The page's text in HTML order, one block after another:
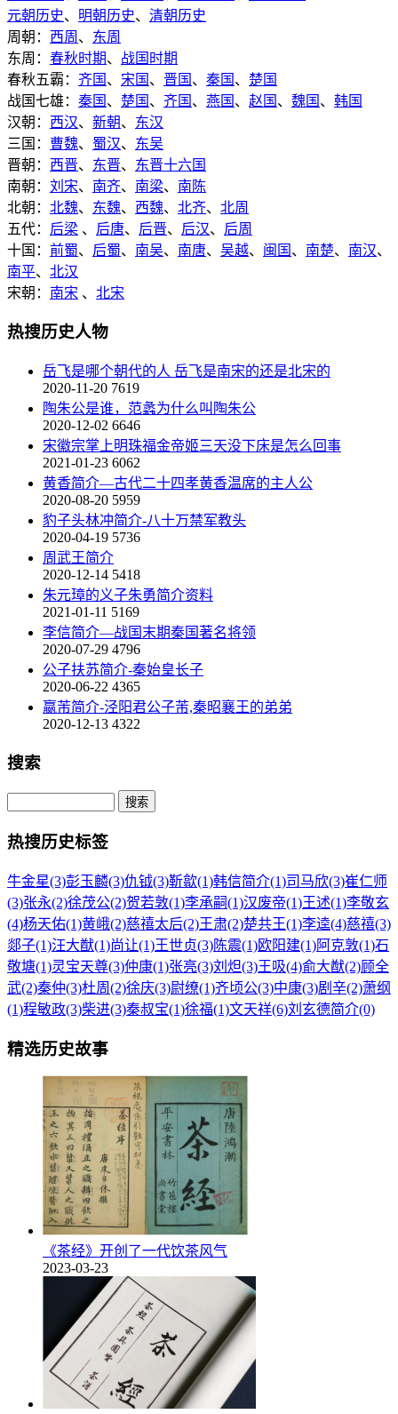
元朝历史、 明朝历史、 清朝历史
周朝： 西周 、 东周
东周： 春秋时期、 战国时期
春秋五霸： 齐国 、 宋国 、 晋国 、 秦国 、 楚国
战国七雄： 秦国 、 楚国 、 齐国 、 燕国 、 赵国 、 魏国 、 韩国
汉朝： 西汉、 新朝、 东汉
三国： 曹魏、 蜀汉、 东吴
晋朝： 西晋、 东晋、 东晋十六国
南朝： 刘宋、 南齐、 南梁、 南陈
北朝： 北魏、 东魏、 西魏、 北齐、 北周
五代： 后梁 、 后唐、 后晋、 后汉、 后周
十国： 前蜀、 后蜀、 南吴、 南唐、 吴越、 闽国 、 南楚、 南汉、
南平、 北汉
宋朝： 南宋 、 北宋
热搜历史人物
岳飞是哪个朝代的人 岳飞是南宋的还是北宋的
2020-11-20 7619
陶朱公是谁，范蠡为什么叫陶朱公
2020-12-02 6646
宋徽宗掌上明珠福金帝姬三天没下床是怎么回事
2021-01-23 6062
黄香简介—古代二十四孝黄香温席的主人公
2020-08-20 5959
豹子头林冲简介-八十万禁军教头
2020-04-19 5736
周武王简介
2020-12-14 5418
朱元璋的义子朱勇简介资料
2021-01-11 5169
李信简介—战国末期秦国著名将领
2020-07-29 4796
公子扶苏简介-秦始皇长子
2020-06-22 4365
嬴芾简介-泾阳君公子芾,秦昭襄王的弟弟
2020-12-13 4322
搜索
热搜历史标签
牛金星(3)彭玉麟(3)仇钺(3)靳歙(1)韩信简介(1)司马欣(3)崔仁师
(3)张永(2)徐茂公(2)贺若敦(1)李承嗣(1)汉废帝(1)王述(1)李敬玄
(4)杨天佑(1)黄峨(2)慈禧太后(2)王肃(2)楚共王(1)李逵(4)慈禧(3)
郯子(1)汪大猷(1)尚让(1)王世贞(3)陈震(1)欧阳建(1)阿克敦(1)石
敬塘(1)灵宝天尊(3)仲康(1)张亮(3)刘炟(3)王吸(4)俞大猷(2)顾全
武(2)秦仲(3)杜周(2)徐庆(3)尉缭(1)齐顷公(3)中康(3)剧辛(2)萧纲
(1)程敏政(3)柴进(3)秦叔宝(1)徐福(1)文天祥(6)刘玄德简介(0)
精选历史故事
《茶经》开创了一代饮茶风气
2023-03-23